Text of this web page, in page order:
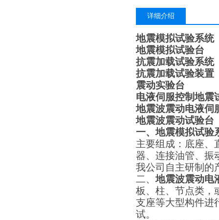
详细介绍
地震模拟试验系统
地震模拟试验台
抗震加载试验系统
抗震加载试验装置
震动实验台
电液伺服控制地震
地震波震动电液伺
地震波震动试验台
一、地震模拟试验
主要组成：底座、
器、连接油管、振
我公司自主研制的
二、地震波震动电
板、柱、节点类，
支座等大型构件进
试。